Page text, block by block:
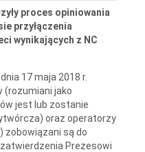
proces opiniowania
przyłączenia
wynikających z NC
17 maja 2018 r.
(rozumiani jako
jest lub zostanie
oraz operatorzy
zobowiązani są do
Prezesowi